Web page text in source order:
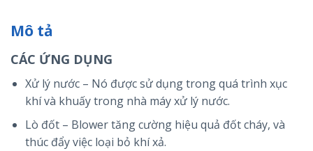
Mô tả
CÁC ỨNG DỤNG
Xử lý nước – Nó được sử dụng trong quá trình xục
khí và khuấy trong nhà máy xử lý nước.
Lò đốt – Blower tăng cường hiệu quả đốt cháy, và
thúc đẩy việc loại bỏ khí xả.